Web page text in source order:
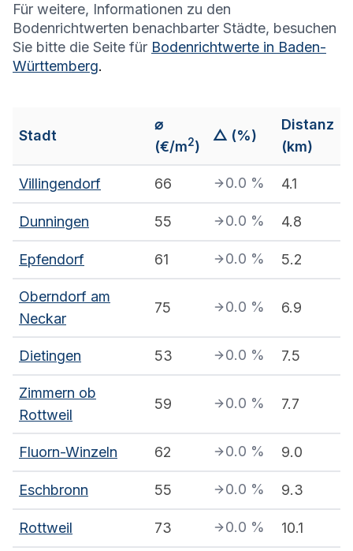
Für weitere, Informationen zu den
Bodenrichtwerten benachbarter Städte, besuchen
Sie bitte die Seite für Bodenrichtwerte in Baden-
Württemberg.
Stadt
⌀
(€/m2)
△ (%)
Distanz
(km)
Villingendorf 66 0.0 % 4.1
Dunningen 55 0.0 % 4.8
Epfendorf 61 0.0 % 5.2
Oberndorf am
Neckar
75 0.0 % 6.9
Dietingen 53 0.0 % 7.5
Zimmern ob
Rottweil
59 0.0 % 7.7
Fluorn-Winzeln 62 0.0 % 9.0
Eschbronn 55 0.0 % 9.3
Rottweil 73 0.0 % 10.1